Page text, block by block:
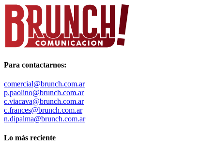
Para contactarnos:
comercial@brunch.com.ar
p.paolino@brunch.com.ar
c.viacava@brunch.com.ar
c.frances@brunch.com.ar
n.dipalma@brunch.com.ar
Lo más reciente